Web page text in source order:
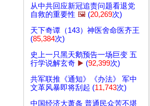
从中共回应新冠追责问题看退党
自救的重要性 🖼️ (20,269次)
天下奇谭（143）神医舍命医齐王
(85,384次)
史上一只黑天鹅预告一场巨变 五
行学说解玄奇 ▶️ (92,399次)
共军联推《通知》《办法》 军中
文革风暴即将刮起 (11,743次)
中国经济大萧条 普通民众苦不堪